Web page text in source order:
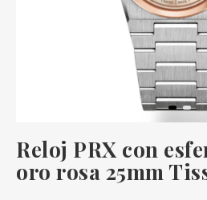
Reloj PRX con
oro rosa 25mm